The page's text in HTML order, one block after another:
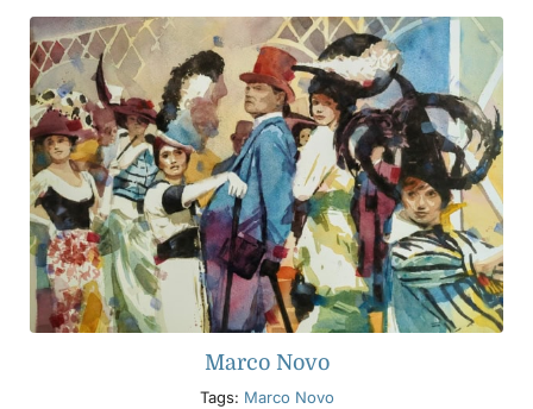
Marco Novo
Tags: Marco Novo